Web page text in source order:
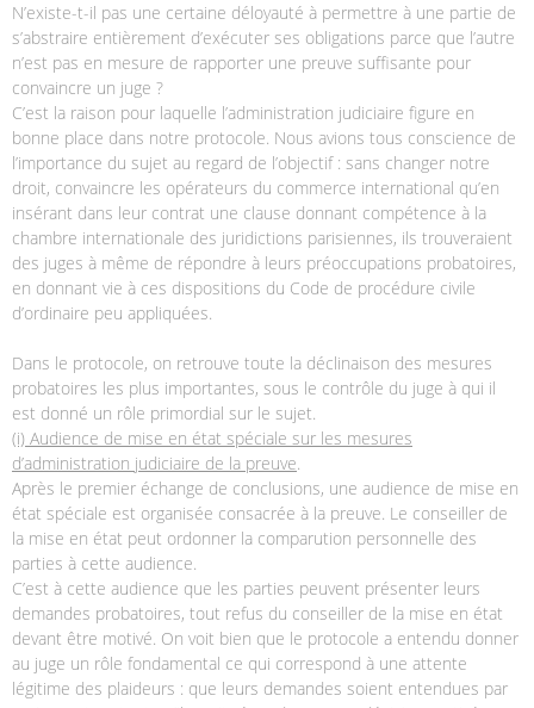
N’existe-t-il pas une certaine déloyauté à permettre à une partie de
s’abstraire entièrement d’exécuter ses obligations parce que l’autre
n’est pas en mesure de rapporter une preuve suffisante pour
convaincre un juge ?
C’est la raison pour laquelle l’administration judiciaire figure en
bonne place dans notre protocole. Nous avions tous conscience de
l’importance du sujet au regard de l’objectif : sans changer notre
droit, convaincre les opérateurs du commerce international qu’en
insérant dans leur contrat une clause donnant compétence à la
chambre internationale des juridictions parisiennes, ils trouveraient
des juges à même de répondre à leurs préoccupations probatoires,
en donnant vie à ces dispositions du Code de procédure civile
d’ordinaire peu appliquées.
Dans le protocole, on retrouve toute la déclinaison des mesures
probatoires les plus importantes, sous le contrôle du juge à qui il
est donné un rôle primordial sur le sujet.
(i) Audience de mise en état spéciale sur les mesures
d’administration judiciaire de la preuve.
Après le premier échange de conclusions, une audience de mise en
état spéciale est organisée consacrée à la preuve. Le conseiller de
la mise en état peut ordonner la comparution personnelle des
parties à cette audience.
C’est à cette audience que les parties peuvent présenter leurs
demandes probatoires, tout refus du conseiller de la mise en état
devant être motivé. On voit bien que le protocole a entendu donner
au juge un rôle fondamental ce qui correspond à une attente
légitime des plaideurs : que leurs demandes soient entendues par